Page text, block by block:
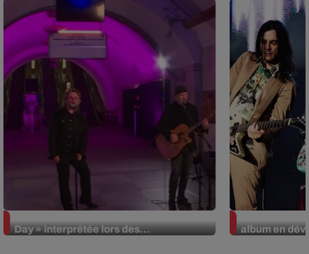
Day » interprétée lors des...
album en